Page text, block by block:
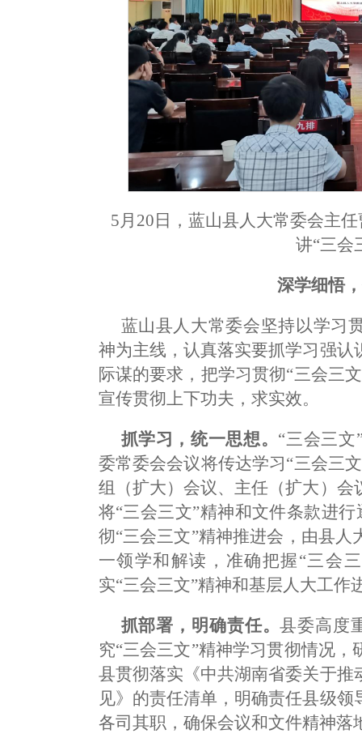
5月20日，蓝山县人大常委会主
讲“三会
深学细悟
蓝山县人大常委会坚持以学习
神为主线，认真落实要抓学习强
际谋的要求，把学习贯彻“三会三
宣传贯彻上下功夫，求实效。
抓学习，统一思想。 “三会三
委常委会会议将传达学习“三会三
组（扩大）会议、主任（扩大）
将“三会三文”精神和文件条款进
彻“三会三文”精神推进会，由县
一领学和解读，准确把握“三会
实“三会三文”精神和基层人大工作
抓部署，明确责任。县委高度
究“三会三文”精神学习贯彻情况
县贯彻落实《中共湖南省委关于
见》的责任清单，明确责任县级
各司其职，确保会议和文件精神落